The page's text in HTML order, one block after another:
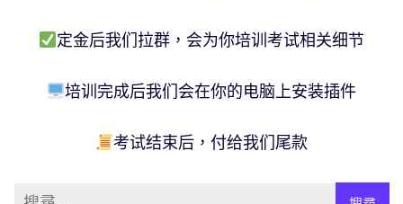
定金后我们拉群，会为你培训考试相关细节
培训完成后我们会在你的电脑上安装插件
考试结束后，付给我们尾款